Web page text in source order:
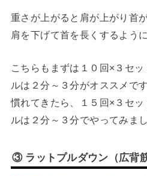
重さが上がると肩が上がり首
肩を下げて首を長くするよう
こちらもまずは１０回×３セ
ルは２分～３分がオススメです
慣れてきたら、１５回×３セ
ルは２分～３分でやってみま
③ ラットプルダウン（広背